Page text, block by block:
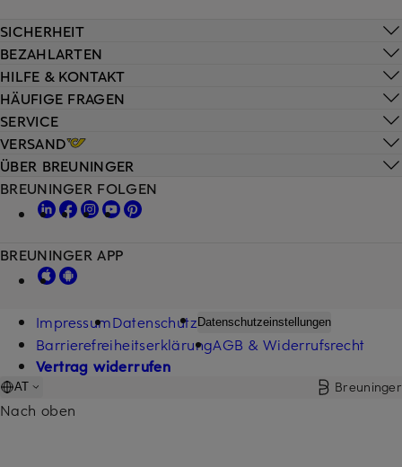
HILFE & KONTAKT
HÄUFIGE FRAGEN
SERVICE
VERSAND
SICHERHEIT
BEZAHLARTEN
ÜBER BREUNINGER
BREUNINGER FOLGEN
BREUNINGER APP
ImpressumDatenschutz Datenschutzeinstellungen
BarrierefreiheitserklärungAGB & Widerrufsrecht
Vertrag widerrufen
AT Breuninger
Nach oben